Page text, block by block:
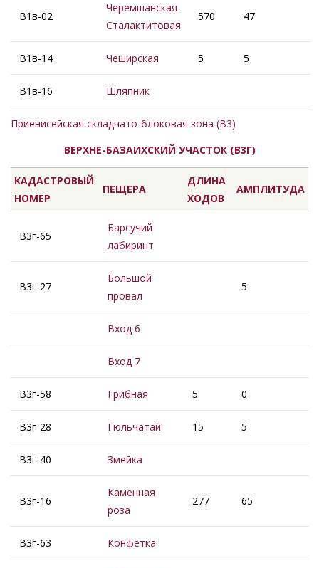
В1в-02
Черемшанская-
Сталактитовая
570 47
В1в-14 Чеширская 5 5
В1в-16 Шляпник
Приенисейская складчато-блоковая зона (В3)
ВЕРХНЕ-БАЗАИХСКИЙ УЧАСТОК (В3Г)
КАДАСТРОВЫЙ
НОМЕР
ПЕЩЕРА
ДЛИНА
ХОДОВ
АМПЛИТУДА
В3г-65
Барсучий
лабиринт
В3г-27
Большой
провал
5
Вход 6
Вход 7
В3г-58 Грибная 5 0
В3г-28 Гюльчатай 15 5
В3г-40 Змейка
В3г-16
Каменная
роза
277 65
В3г-63 Конфетка